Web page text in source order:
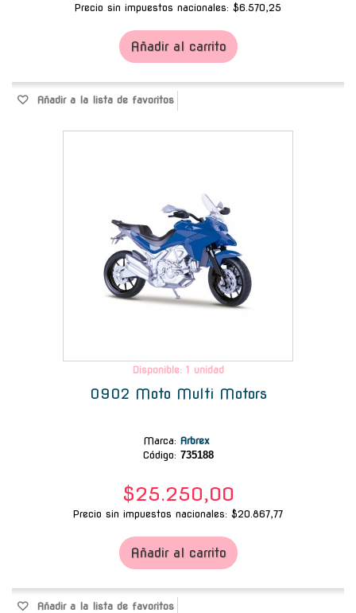
Precio sin impuestos nacionales: $6.570,25
Añadir al carrito
Añadir a la lista de favoritos
Disponible: 1 unidad
0902 Moto Multi Motors
Marca: Arbrex
Código: 735188
$25.250,00
Precio sin impuestos nacionales: $20.867,77
Añadir al carrito
Añadir a la lista de favoritos